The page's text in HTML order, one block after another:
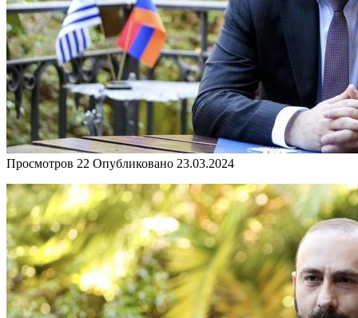
Просмотров 22 Опубликовано 23.03.2024